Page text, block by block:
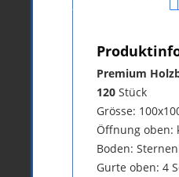
Premium
120 Stück
Grösse:
Öffnung oben:
Boden:
Gurte oben: 4